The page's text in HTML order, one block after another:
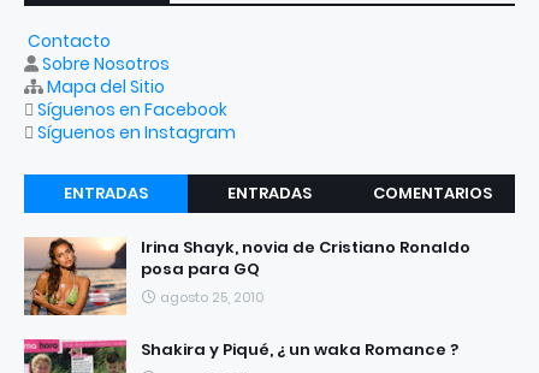
Contacto
Sobre Nosotros
Mapa del Sitio
Síguenos en Facebook
Síguenos en Instagram
ENTRADAS
RECIENTES
ENTRADAS
COMENTARIOS
Irina Shayk, novia de Cristiano Ronaldo
posa para GQ
agosto 25, 2010
Shakira y Piqué, ¿ un waka Romance ?